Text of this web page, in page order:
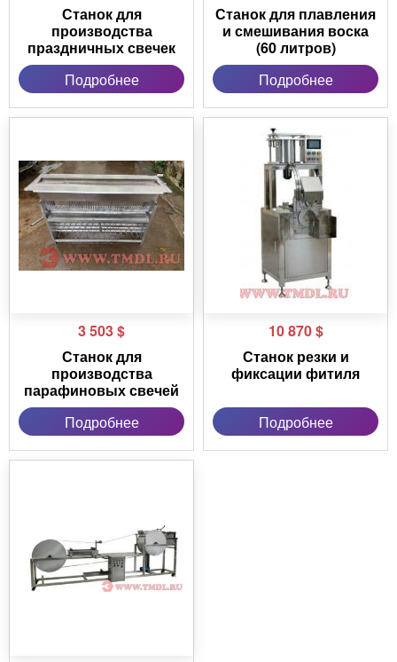
Станок для
производства
праздничных свечек
Подробнее
Станок для плавления
и смешивания воска
(60 литров)
Подробнее
3 503$
Станок для
производства
парафиновых свечей
Подробнее
10 870$
Станок резки и
фиксации фитиля
Подробнее